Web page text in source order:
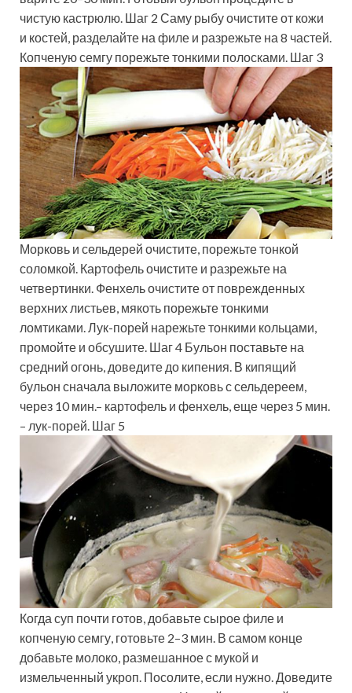
чистую кастрюлю. Шаг 2 Саму рыбу очистите от кожи
и костей, разделайте на филе и разрежьте на 8 частей.
Копченую семгу порежьте тонкими полосками. Шаг 3
Морковь и сельдерей очистите, порежьте тонкой
соломкой. Картофель очистите и разрежьте на
четвертинки. Фенхель очистите от поврежденных
верхних листьев, мякоть порежьте тонкими
ломтиками. Лук-порей нарежьте тонкими кольцами,
промойте и обсушите. Шаг 4 Бульон поставьте на
средний огонь, доведите до кипения. В кипящий
бульон сначала выложите морковь с сельдереем,
через 10 мин.– картофель и фенхель, еще через 5 мин.
– лук-порей. Шаг 5
Когда суп почти готов, добавьте сырое филе и
копченую семгу, готовьте 2–3 мин. В самом конце
добавьте молоко, размешанное с мукой и
измельченный укроп. Посолите, если нужно. Доведите